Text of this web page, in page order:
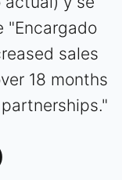
"Encargado
sales
18 months